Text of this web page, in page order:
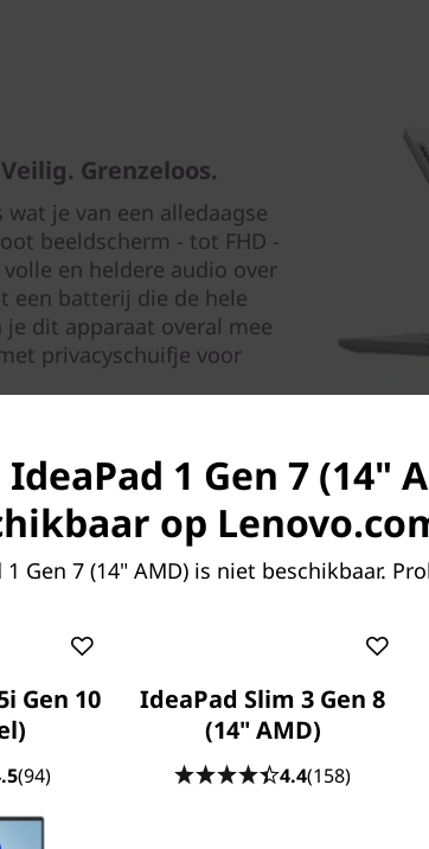
Grenzeloos.
wat je van een alledaagse
beeldscherm - tot FHD -
en heldere audio over
een batterij die de hele
dit apparaat overal mee
privacyschuifje voor
IdeaPad 1 Gen 7 (14"
op
1 Gen 7 (14" AMD) is niet beschikbaar.
Gen 10
(94)
IdeaPad Slim 3 Gen 8
(14" AMD)
4.4(158)